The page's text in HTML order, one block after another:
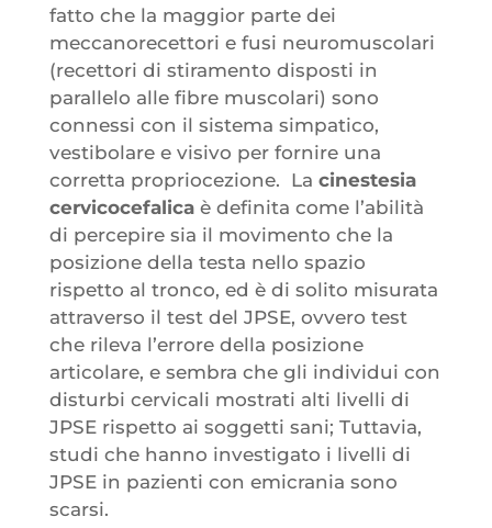
fatto che la maggior parte dei
meccanorecettori e fusi neuromuscolari
(recettori di stiramento disposti in
parallelo alle fibre muscolari) sono
connessi con il sistema simpatico,
vestibolare e visivo per fornire una
corretta propriocezione. La cinestesia
cervicocefalica è definita come l’abilità
di percepire sia il movimento che la
posizione della testa nello spazio
rispetto al tronco, ed è di solito misurata
attraverso il test del JPSE, ovvero test
che rileva l’errore della posizione
articolare, e sembra che gli individui con
disturbi cervicali mostrati alti livelli di
JPSE rispetto ai soggetti sani; Tuttavia,
studi che hanno investigato i livelli di
JPSE in pazienti con emicrania sono
scarsi.